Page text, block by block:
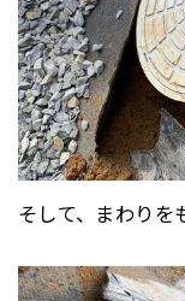
そして、まわりを